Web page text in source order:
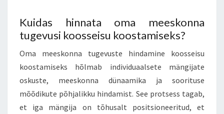
Kuidas hinnata oma meeskonna
tugevusi koosseisu koostamiseks?
Oma meeskonna tugevuste hindamine koosseisu
koostamiseks hõlmab individuaalsete mängijate
oskuste, meeskonna dünaamika ja soorituse
mõõdikute põhjalikku hindamist. See protsess tagab,
et iga mängija on tõhusalt positsioneeritud, et